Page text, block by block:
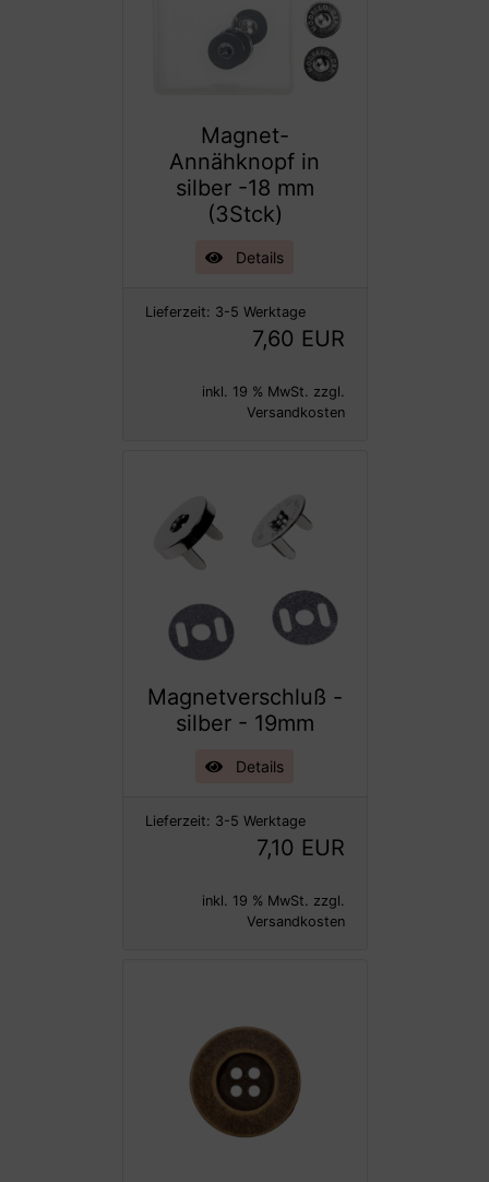
Magnet-
Annähknopf in
silber -18 mm
(3Stck)
Details
Lieferzeit: 3-5 Werktage
7,60 EUR
inkl. 19 % MwSt. zzgl.
Versandkosten
Magnetverschluß -
silber - 19mm
Details
Lieferzeit: 3-5 Werktage
7,10 EUR
inkl. 19 % MwSt. zzgl.
Versandkosten